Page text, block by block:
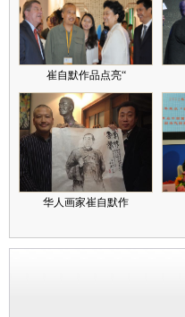
崔自默作品点亮“
华人画家崔自默作